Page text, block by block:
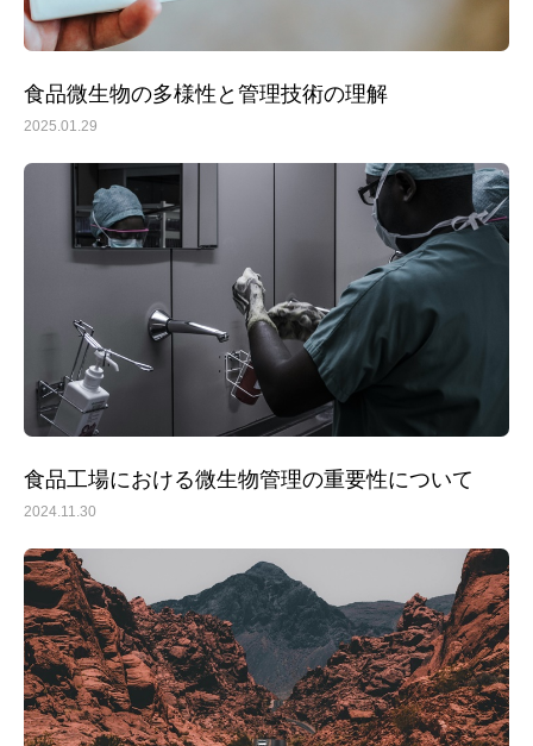
食品微生物の多様性と管理技術の理解
2025.01.29
食品工場における微生物管理の重要性について
2024.11.30
お客様の声
プライバシーポリシー
お知らせ
よくある質問
お問い合わせ
その他のサービス